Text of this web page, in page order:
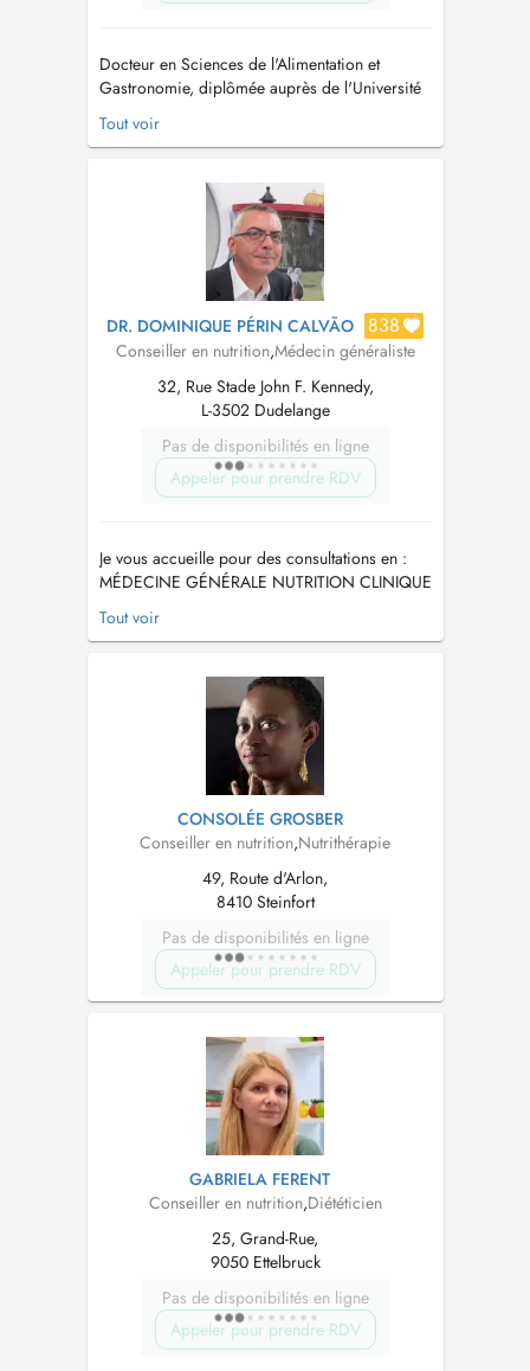
Docteur en Sciences de l'Alimentation et
Gastronomie, diplômée auprès de l'Université
San Raffaele Rome plus un master en Sciences
de la Nutrition Humaine Je mets mon expertise
mieux comprendre ce qu'ils consomment. Je t
accompagne dans le choix des al...
Tout voir
DR. DOMINIQUE PÉRIN CALVÃO 838
Conseiller en nutrition,Médecin généraliste
32, Rue Stade John F. Kennedy,
L-3502 Dudelange
Pas de disponibilités en ligne
Appeler pour prendre RDV
Je vous accueille pour des consultations en :
MÉDECINE GÉNÉRALE NUTRITION CLINIQUE
ET SPORTIVE MÉDECINE DU SPORT Médecin
habilité à réaliser les examens du médico-
CONSEIL MÉDICO-JUDICIAIRE Vous pouvez
également solliciter un avis dans le cadre dune
Tout voir
CONSOLÉE GROSBER
Conseiller en nutrition,Nutrithérapie
49, Route d'Arlon,
8410 Steinfort
Pas de disponibilités en ligne
Appeler pour prendre RDV
GABRIELA FERENT
Conseiller en nutrition,Diététicien
25, Grand-Rue,
9050 Ettelbruck
Pas de disponibilités en ligne
Appeler pour prendre RDV